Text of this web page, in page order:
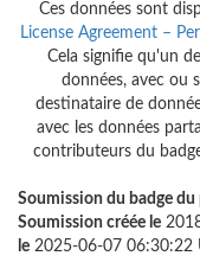
Ces données sont
License Agreement –
Cela signifie qu'un
données, avec ou
destinataire de
avec les données
contributeurs du
Soumission du badge
Soumission créée le
le 2025-06-07 06:30:22